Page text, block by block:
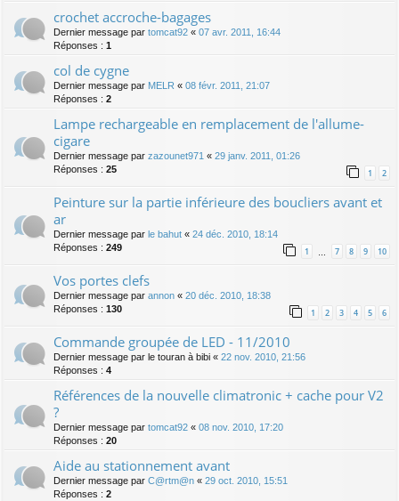
crochet accroche-bagages
Dernier message par tomcat92 « 07 avr. 2011, 16:44
Réponses : 1
col de cygne
Dernier message par MELR « 08 févr. 2011, 21:07
Réponses : 2
Lampe rechargeable en remplacement de l'allume-
cigare
Dernier message par zazounet971 « 29 janv. 2011, 01:26
Réponses : 25 1 2
Peinture sur la partie inférieure des boucliers avant et
ar
Dernier message par le bahut « 24 déc. 2010, 18:14
Réponses : 249 1 … 7 8 9 10
Vos portes clefs
Dernier message par annon « 20 déc. 2010, 18:38
Réponses : 130 1 2 3 4 5 6
Commande groupée de LED - 11/2010
Dernier message par le touran à bibi « 22 nov. 2010, 21:56
Réponses : 4
Références de la nouvelle climatronic + cache pour V2
?
Dernier message par tomcat92 « 08 nov. 2010, 17:20
Réponses : 20
Aide au stationnement avant
Dernier message par C@rtm@n « 29 oct. 2010, 15:51
Réponses : 2